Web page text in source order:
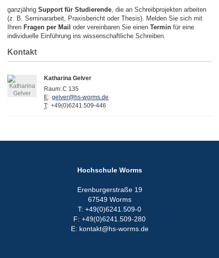
ganzjährig Support für Studierende, die an Schreibprojekten arbeiten
(z. B. Seminararbeit, Praxisbericht oder Thesis). Melden Sie sich mit
Ihren Fragen per Mail oder vereinbaren Sie einen Termin für eine
individuelle Einführung ins wissenschaftliche Schreiben.
Kontakt
Katharina Gelver
Raum:C 135
E: gelver@hs-worms.de
T: +49(0)6241.509-446
Hochschule Worms
Erenburgerstraße 19
67549 Worms
T: +49(0)6241.509-0
F: +49(0)6241.509-280
E: kontakt@hs-worms.de